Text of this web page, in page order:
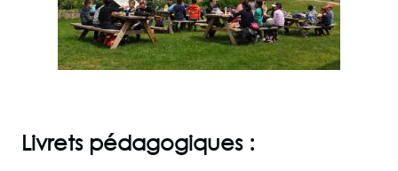
Livrets pédagogiques :